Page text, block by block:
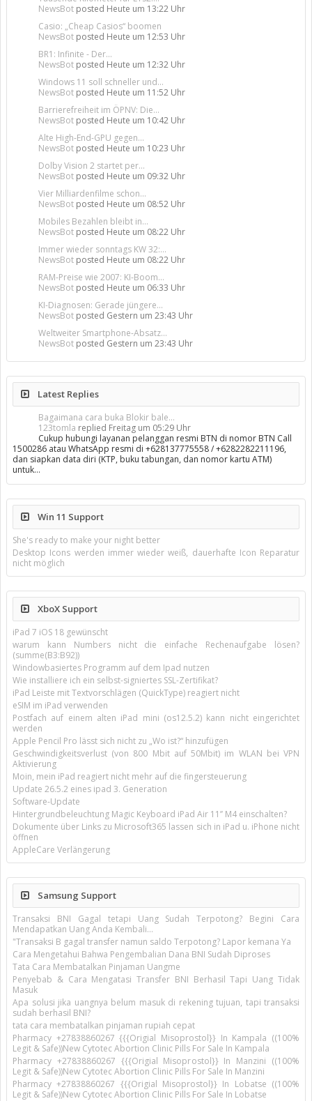
NewsBot posted Heute um 13:22 Uhr
Casio: „Cheap Casios“ boomen
NewsBot posted Heute um 12:53 Uhr
BR1: Infinite - Der...
NewsBot posted Heute um 12:32 Uhr
Windows 11 soll schneller und...
NewsBot posted Heute um 11:52 Uhr
Barrierefreiheit im ÖPNV: Die...
NewsBot posted Heute um 10:42 Uhr
Alte High-End-GPU gegen...
NewsBot posted Heute um 10:23 Uhr
Dolby Vision 2 startet per...
NewsBot posted Heute um 09:32 Uhr
Vier Milliardenfilme schon...
NewsBot posted Heute um 08:52 Uhr
Mobiles Bezahlen bleibt in...
NewsBot posted Heute um 08:22 Uhr
Immer wieder sonntags KW 32:...
NewsBot posted Heute um 08:22 Uhr
RAM-Preise wie 2007: KI-Boom...
NewsBot posted Heute um 06:33 Uhr
KI-Diagnosen: Gerade jüngere...
NewsBot posted Gestern um 23:43 Uhr
Weltweiter Smartphone-Absatz...
NewsBot posted Gestern um 23:43 Uhr
Latest Replies
Bagaimana cara buka Blokir bale...
123tomla replied Freitag um 05:29 Uhr
Cukup hubungi layanan pelanggan resmi BTN di nomor BTN Call
1500286 atau WhatsApp resmi di +628137775558 / +6282282211196,
dan siapkan data diri (KTP, buku tabungan, dan nomor kartu ATM)
untuk…
Win 11 Support
She's ready to make your night better
Desktop Icons werden immer wieder weiß, dauerhafte Icon Reparatur
nicht möglich
XboX Support
iPad 7 iOS 18 gewünscht
warum kann Numbers nicht die einfache Rechenaufgabe lösen?
(summe(B3:B92))
Windowbasiertes Programm auf dem Ipad nutzen
Wie installiere ich ein selbst-signiertes SSL-Zertifikat?
iPad Leiste mit Textvorschlägen (QuickType) reagiert nicht
eSIM im iPad verwenden
Postfach auf einem alten iPad mini (os12.5.2) kann nicht eingerichtet
werden
Apple Pencil Pro lässt sich nicht zu „Wo ist?“ hinzufügen
Geschwindigkeitsverlust (von 800 Mbit auf 50Mbit) im WLAN bei VPN
Aktivierung
Moin, mein iPad reagiert nicht mehr auf die fingersteuerung
Update 26.5.2 eines ipad 3. Generation
Software-Update
Hintergrundbeleuchtung Magic Keyboard iPad Air 11’’ M4 einschalten?
Dokumente über Links zu Microsoft365 lassen sich in iPad u. iPhone nicht
öffnen
AppleCare Verlängerung
Samsung Support
Transaksi BNI Gagal tetapi Uang Sudah Terpotong? Begini Cara
Mendapatkan Uang Anda Kembali...
"Transaksi B gagal transfer namun saldo Terpotong? Lapor kemana Ya
Cara Mengetahui Bahwa Pengembalian Dana BNI Sudah Diproses
Tata Cara Membatalkan Pinjaman Uangme
Penyebab & Cara Mengatasi Transfer BNI Berhasil Tapi Uang Tidak
Masuk
Apa solusi jika uangnya belum masuk di rekening tujuan, tapi transaksi
sudah berhasil BNI?
tata cara membatalkan pinjaman rupiah cepat
Pharmacy +27838860267 {{{Origial Misoprostol}} In Kampala ((100%
Legit & Safe))New Cytotec Abortion Clinic Pills For Sale In Kampala
Pharmacy +27838860267 {{{Origial Misoprostol}} In Manzini ((100%
Legit & Safe))New Cytotec Abortion Clinic Pills For Sale In Manzini
Pharmacy +27838860267 {{{Origial Misoprostol}} In Lobatse ((100%
Legit & Safe))New Cytotec Abortion Clinic Pills For Sale In Lobatse